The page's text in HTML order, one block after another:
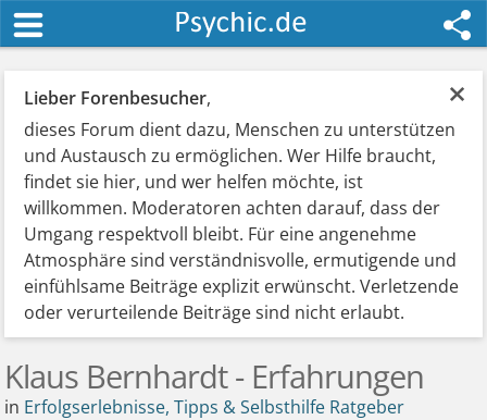
×
Lieber Forenbesucher,
dieses Forum dient dazu, Menschen zu unterstützen
und Austausch zu ermöglichen. Wer Hilfe braucht,
findet sie hier, und wer helfen möchte, ist
willkommen. Moderatoren achten darauf, dass der
Umgang respektvoll bleibt. Für eine angenehme
Atmosphäre sind verständnisvolle, ermutigende und
einfühlsame Beiträge explizit erwünscht. Verletzende
oder verurteilende Beiträge sind nicht erlaubt.
Klaus Bernhardt - Erfahrungen
in Erfolgserlebnisse, Tipps & Selbsthilfe Ratgeber